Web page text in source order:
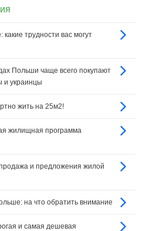
трудности вас могут
Польши чаще всего покупают
и украинцы
жить на 25м2!
жилищная программа
и предложения жилой
на что обратить внимание
и самая дешевая